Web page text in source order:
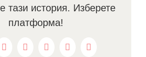
тази история. Изберете
платформа!
TwitterRedditLinkedInWhatsAppPinterest